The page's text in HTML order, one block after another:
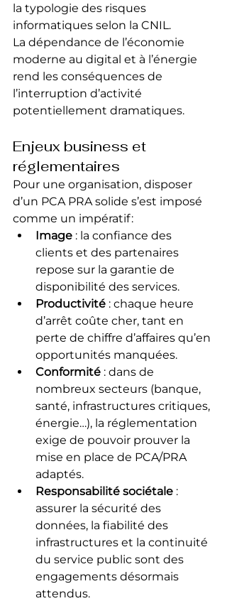
la typologie des risques
informatiques selon la CNIL.
La dépendance de l’économie
moderne au digital et à l’énergie
rend les conséquences de
l’interruption d’activité
potentiellement dramatiques.
Enjeux business et
réglementaires
Pour une organisation, disposer
d’un PCA PRA solide s’est imposé
comme un impératif :
Image : la confiance des
clients et des partenaires
repose sur la garantie de
disponibilité des services.
Productivité : chaque heure
d’arrêt coûte cher, tant en
perte de chiffre d’affaires qu’en
opportunités manquées.
Conformité : dans de
nombreux secteurs (banque,
santé, infrastructures critiques,
énergie…), la réglementation
exige de pouvoir prouver la
mise en place de PCA/PRA
adaptés.
Responsabilité sociétale :
assurer la sécurité des
données, la fiabilité des
infrastructures et la continuité
du service public sont des
engagements désormais
attendus.